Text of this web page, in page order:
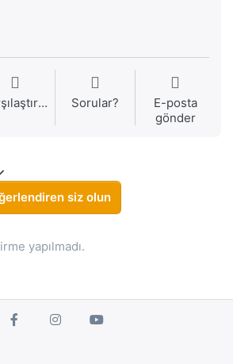
Karşılaştırma Sorular?
E-posta
gönder
siz olun
yapılmadı.